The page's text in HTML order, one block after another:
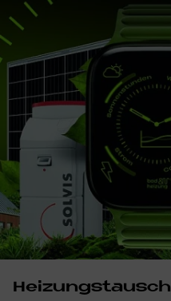
Hei­zungs­tausch